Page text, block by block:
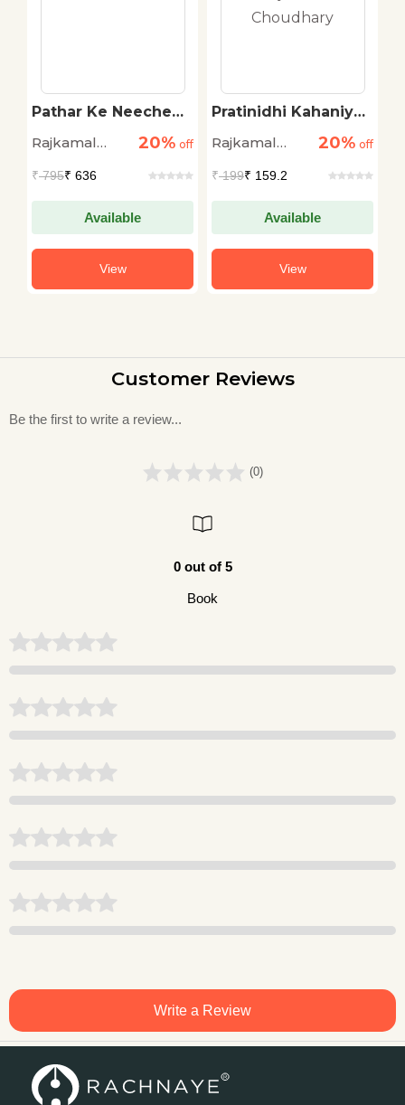
Pathar Ke Neeche
Rajkamal
20% off
₹795₹ 636
Available
View
Pratinidhi Kahaniyan
Choudhary
Rajkamal
20% off
₹199₹ 159.2
Available
View
Customer Reviews
Be the first to write a review...
(0)
0 out of 5
Book
Write a Review